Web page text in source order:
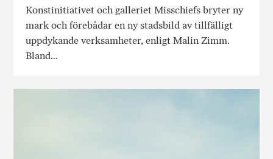
Konstinitiativet och galleriet Misschiefs bryter ny
mark och förebådar en ny stadsbild av tillfälligt
uppdykande verksamheter, enligt Malin Zimm.
Bland…